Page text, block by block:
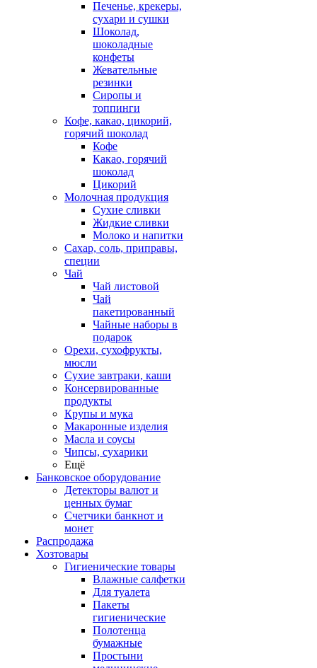
Печенье, крекеры,
сухари и сушки
Шоколад,
шоколадные
конфеты
Жевательные
резинки
Сиропы и
топпинги
Кофе, какао, цикорий,
горячий шоколад
Кофе
Какао, горячий
шоколад
Цикорий
Молочная продукция
Сухие сливки
Жидкие сливки
Молоко и напитки
Сахар, соль, приправы,
специи
Чай
Чай листовой
Чай
пакетированный
Чайные наборы в
подарок
Орехи, сухофрукты,
мюсли
Сухие завтраки, каши
Консервированные
продукты
Крупы и мука
Макаронные изделия
Масла и соусы
Чипсы, сухарики
Ещё
Банковское оборудование
Детекторы валют и
ценных бумаг
Счетчики банкнот и
монет
Распродажа
Хозтовары
Гигиенические товары
Влажные салфетки
Для туалета
Пакеты
гигиенические
Полотенца
бумажные
Простыни